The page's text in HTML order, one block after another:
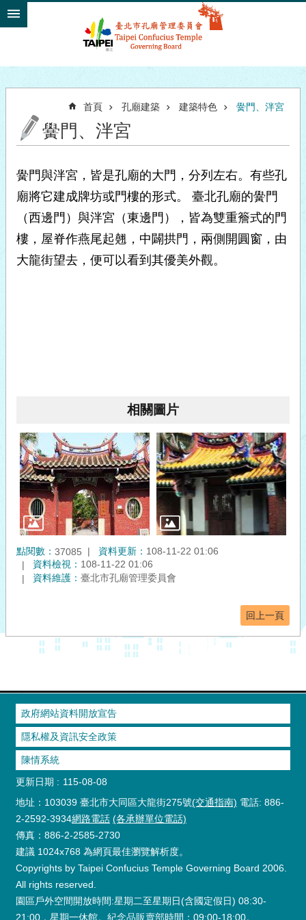
跳到主要內容區塊
首頁 孔廟建築 建築特色 黌門、泮宮
黌門、泮宮
黌門與泮宮，皆是孔廟的大門，分列左右。有些孔
廟將它建成牌坊或門樓的形式。 臺北孔廟的黌門
（西邊門）與泮宮（東邊門），皆為雙重簷式的門
樓，屋脊作燕尾起翹，中闢拱門，兩側開圓窗，由
大龍街望去，便可以看到其優美外觀。
相關圖片
點閱數： 37085 資料更新： 108-11-22 01:06
資料檢視： 108-11-22 01:06
資料維護： 臺北市孔廟管理委員會
回上一頁
政府網站資料開放宣告
隱私權及資訊安全政策
陳情系統
更新日期
115-08-08
地址：103039 臺北市大同區大龍街275號(交通指南) 電話: 886-
2-2592-3934網路電話 (各承辦單位電話)
傳真：886-2-2585-2730
建議 1024x768 為網頁最佳瀏覽解析度。
Copyrights by Taipei Confucius Temple Governing Board 2006.
All rights reserved.
園區戶外空間開放時間:星期二至星期日(含國定假日) 08:30-
21:00，星期一休館。紀念品販賣部時間：09:00-18:00。